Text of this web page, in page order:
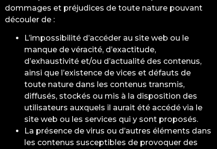
dommages et préjudices de toute nature pouvant
découler de :
L’impossibilité d’accéder au site web ou le
manque de véracité, d’exactitude,
d’exhaustivité et/ou d’actualité des contenus,
ainsi que l’existence de vices et défauts de
toute nature dans les contenus transmis,
diffusés, stockés ou mis à la disposition des
utilisateurs auxquels il aurait été accédé via le
site web ou les services qui y sont proposés.
La présence de virus ou d’autres éléments dans
les contenus susceptibles de provoquer des